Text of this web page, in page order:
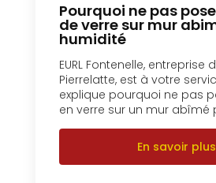
Pourquoi ne pas
de verre sur mur
humidité
EURL Fontenelle, entreprise
Pierrelatte, est à votre
explique pourquoi ne pas
en verre sur un mur abîmé
En savoir plus